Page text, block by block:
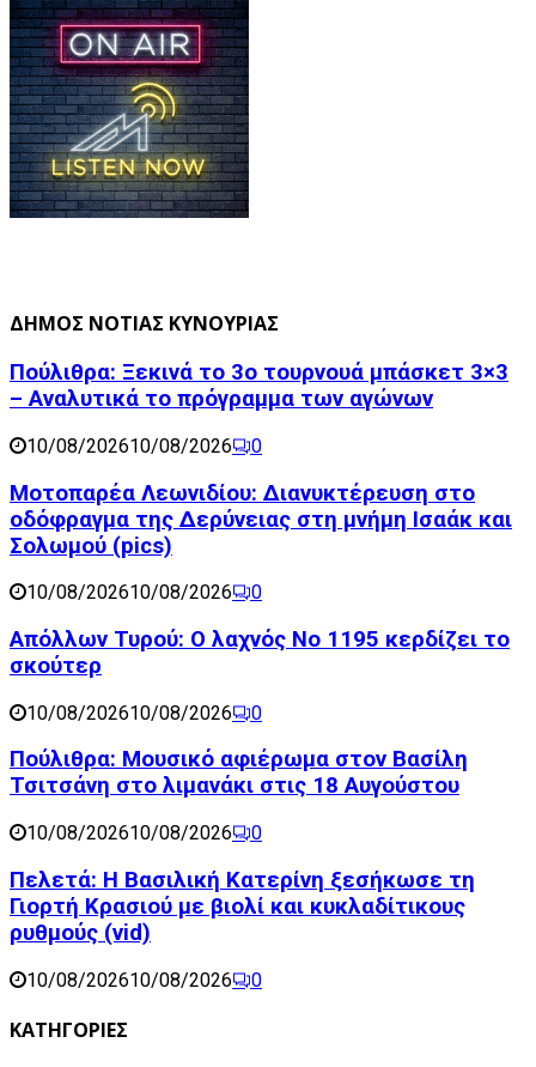
ΔΗΜΟΣ ΝΟΤΙΑΣ ΚΥΝΟΥΡΙΑΣ
Πούλιθρα: Ξεκινά το 3ο τουρνουά μπάσκετ 3×3
– Αναλυτικά το πρόγραμμα των αγώνων
10/08/202610/08/2026 0
Μοτοπαρέα Λεωνιδίου: Διανυκτέρευση στο
οδόφραγμα της Δερύνειας στη μνήμη Ισαάκ και
Σολωμού (pics)
10/08/202610/08/2026 0
Απόλλων Τυρού: Ο λαχνός Νο 1195 κερδίζει το
σκούτερ
10/08/202610/08/2026 0
Πούλιθρα: Μουσικό αφιέρωμα στον Βασίλη
Τσιτσάνη στο λιμανάκι στις 18 Αυγούστου
10/08/202610/08/2026 0
Πελετά: Η Βασιλική Κατερίνη ξεσήκωσε τη
Γιορτή Κρασιού με βιολί και κυκλαδίτικους
ρυθμούς (vid)
10/08/202610/08/2026 0
ΚΑΤΗΓΟΡΙΕΣ